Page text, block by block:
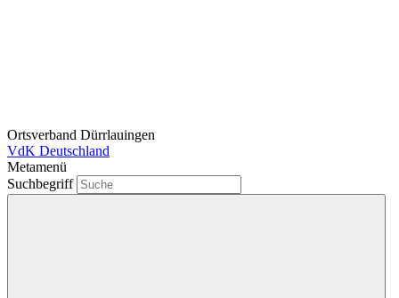
Ortsverband Dürrlauingen
VdK Deutschland
Metamenü
Suchbegriff